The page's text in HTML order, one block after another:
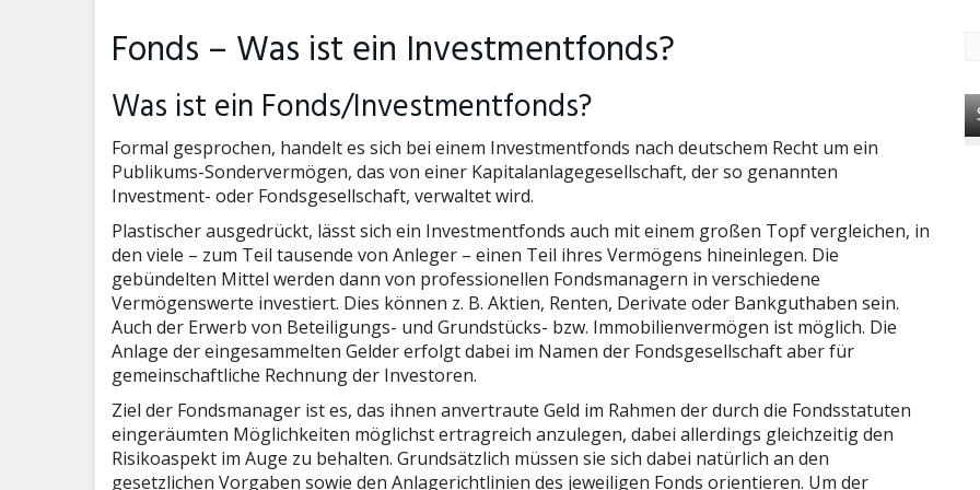
Fonds – Was ist ein Investmentfonds?
Was ist ein Fonds/Investmentfonds?
Formal gesprochen, handelt es sich bei einem Investmentfonds nach deutschem Recht um ein
Publikums-Sondervermögen, das von einer Kapitalanlagegesellschaft, der so genannten
Investment- oder Fondsgesellschaft, verwaltet wird.
Plastischer ausgedrückt, lässt sich ein Investmentfonds auch mit einem großen Topf vergleichen, in
den viele – zum Teil tausende von Anleger – einen Teil ihres Vermögens hineinlegen. Die
gebündelten Mittel werden dann von professionellen Fondsmanagern in verschiedene
Vermögenswerte investiert. Dies können z. B. Aktien, Renten, Derivate oder Bankguthaben sein.
Auch der Erwerb von Beteiligungs- und Grundstücks- bzw. Immobilienvermögen ist möglich. Die
Anlage der eingesammelten Gelder erfolgt dabei im Namen der Fondsgesellschaft aber für
gemeinschaftliche Rechnung der Investoren.
Ziel der Fondsmanager ist es, das ihnen anvertraute Geld im Rahmen der durch die Fondsstatuten
eingeräumten Möglichkeiten möglichst ertragreich anzulegen, dabei allerdings gleichzeitig den
Risikoaspekt im Auge zu behalten. Grundsätzlich müssen sie sich dabei natürlich an den
gesetzlichen Vorgaben sowie den Anlagerichtlinien des jeweiligen Fonds orientieren. Um der